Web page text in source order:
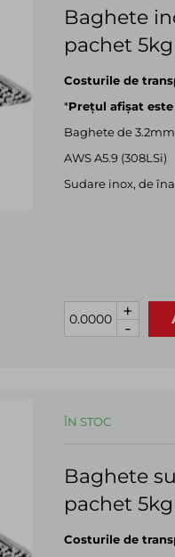
Baghete
pachet 5kg
Costurile de
*Prețul afișat
Baghete de
AWS A5.9 (308LSi)
Sudare inox, de
+
-
ÎN STOC
Baghete
pachet 5kg
Costurile de